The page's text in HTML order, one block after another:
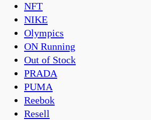
NFT
NIKE
Olympics
ON Running
Out of Stock
PRADA
PUMA
Reebok
Resell